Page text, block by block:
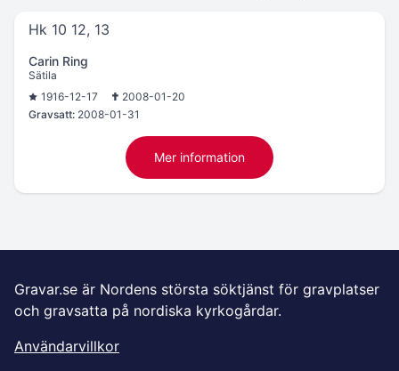
Hk 10 12, 13
Carin Ring
Sätila
1916-12-17
2008-01-20
Gravsatt: 2008-01-31
Mer information
Gravar.se är Nordens största söktjänst för gravplatser
och gravsatta på nordiska kyrkogårdar.
Användarvillkor